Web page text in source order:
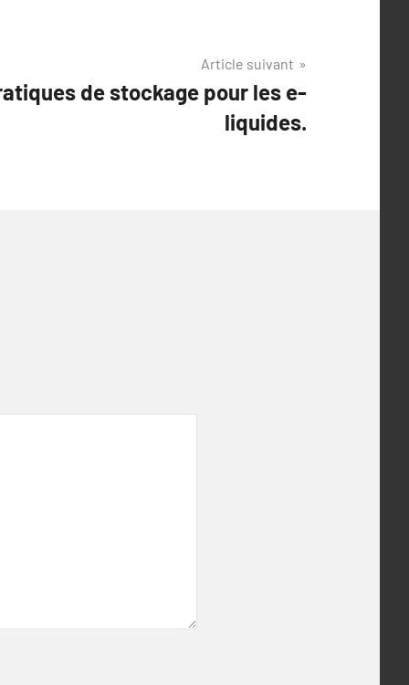
Article suivant
de stockage pour les e-
liquides.